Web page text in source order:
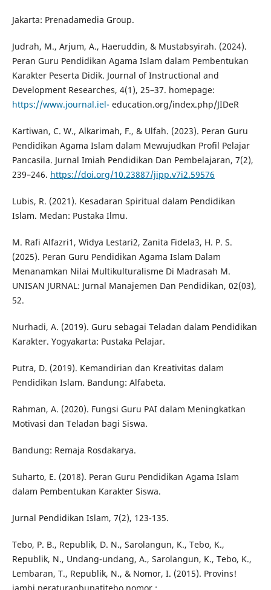
Jakarta: Prenadamedia Group.
Judrah, M., Arjum, A., Haeruddin, & Mustabsyirah. (2024).
Peran Guru Pendidikan Agama Islam dalam Pembentukan
Karakter Peserta Didik. Journal of Instructional and
Development Researches, 4(1), 25–37. homepage:
https://www.journal.iel- education.org/index.php/JIDeR
Kartiwan, C. W., Alkarimah, F., & Ulfah. (2023). Peran Guru
Pendidikan Agama Islam dalam Mewujudkan Profil Pelajar
Pancasila. Jurnal Imiah Pendidikan Dan Pembelajaran, 7(2),
239–246. https://doi.org/10.23887/jipp.v7i2.59576
Lubis, R. (2021). Kesadaran Spiritual dalam Pendidikan
Islam. Medan: Pustaka Ilmu.
M. Rafi Alfazri1, Widya Lestari2, Zanita Fidela3, H. P. S.
(2025). Peran Guru Pendidikan Agama Islam Dalam
Menanamkan Nilai Multikulturalisme Di Madrasah M.
UNISAN JURNAL: Jurnal Manajemen Dan Pendidikan, 02(03),
52.
Nurhadi, A. (2019). Guru sebagai Teladan dalam Pendidikan
Karakter. Yogyakarta: Pustaka Pelajar.
Putra, D. (2019). Kemandirian dan Kreativitas dalam
Pendidikan Islam. Bandung: Alfabeta.
Rahman, A. (2020). Fungsi Guru PAI dalam Meningkatkan
Motivasi dan Teladan bagi Siswa.
Bandung: Remaja Rosdakarya.
Suharto, E. (2018). Peran Guru Pendidikan Agama Islam
dalam Pembentukan Karakter Siswa.
Jurnal Pendidikan Islam, 7(2), 123-135.
Tebo, P. B., Republik, D. N., Sarolangun, K., Tebo, K.,
Republik, N., Undang-undang, A., Sarolangun, K., Tebo, K.,
Lembaran, T., Republik, N., & Nomor, I. (2015). Provins!